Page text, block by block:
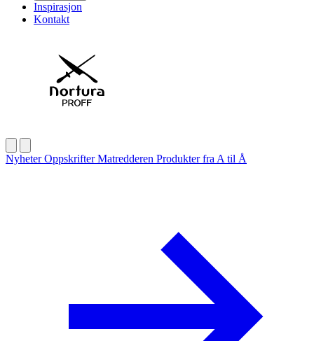
Inspirasjon
Kontakt
NyheterOppskrifterMatredderen Produkter fra A til Å